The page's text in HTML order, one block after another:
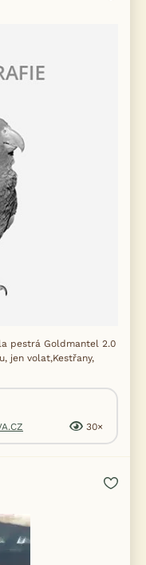
pestrá Goldmantel 2.0
jen volat,Kestřany,
30×